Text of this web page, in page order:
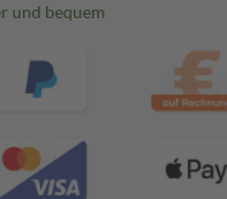
und bequem